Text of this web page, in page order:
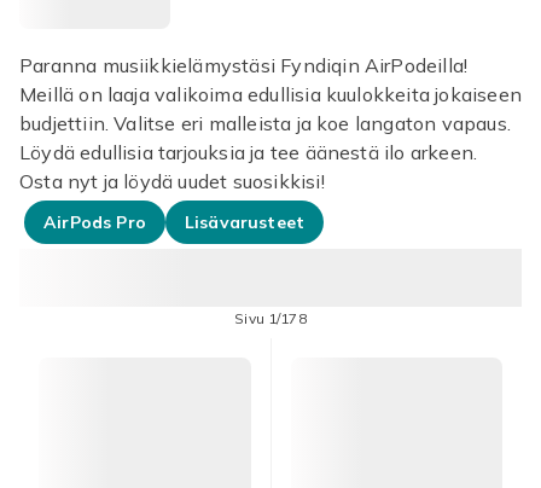
Paranna musiikkielämystäsi Fyndiqin AirPodeilla!
Meillä on laaja valikoima edullisia kuulokkeita jokaiseen
budjettiin. Valitse eri malleista ja koe langaton vapaus.
Löydä edullisia tarjouksia ja tee äänestä ilo arkeen.
Osta nyt ja löydä uudet suosikkisi!
AirPods Pro Lisävarusteet
Sivu 1/178